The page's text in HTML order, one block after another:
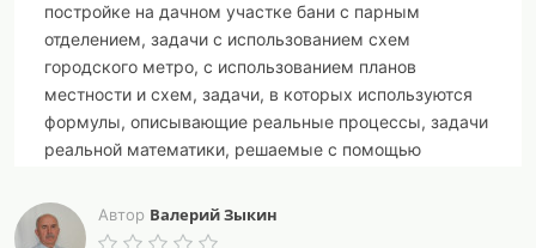
постройке на дачном участке бани с парным
отделением, задачи с использованием схем
городского метро, с использованием планов
местности и схем, задачи, в которых используются
формулы, описывающие реальные процессы, задачи
реальной математики, решаемые с помощью
графики реальных процессов, по которым
определяются различные характеристики процесса,
Автор Валерий Зыкин